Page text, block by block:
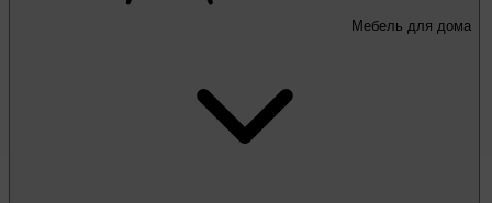
Мебель для дома